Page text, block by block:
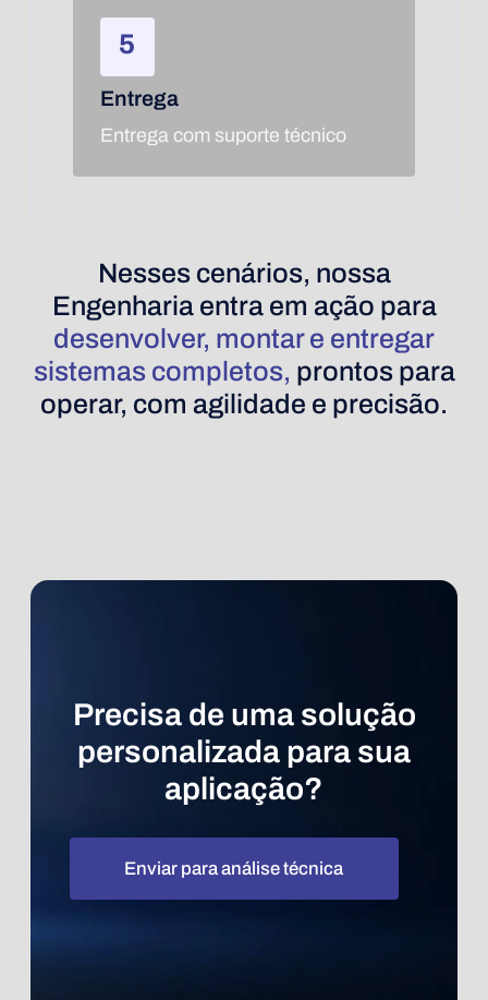
Entrega
Entrega com suporte técnico
Nesses cenários, nossa
Engenharia entra em ação para
desenvolver, montar e entregar
sistemas completos, prontos para
operar, com agilidade e precisão.
Precisa de uma solução
personalizada para sua
aplicação?
Enviar para análise técnica